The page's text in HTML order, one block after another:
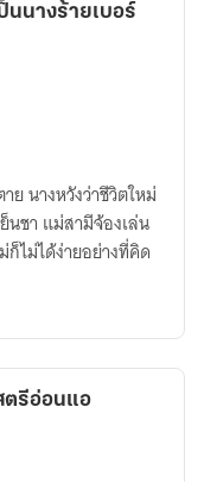
นนางร้ายเบอร์
ย นางหวังว่าชีวิตใหม่
นชา แม่สามีจ้องเล่น
ไม่ได้ง่ายอย่างที่คิด
ตรีอ่อนแอ